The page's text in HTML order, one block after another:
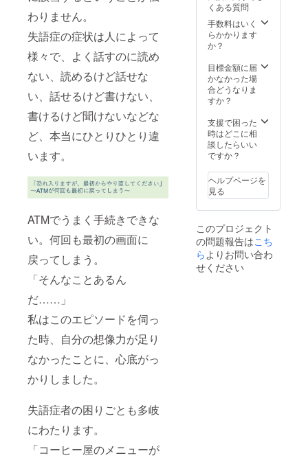
わりません。
失語症の症状は人によって
様々で、よく話すのに読め
ない、読めるけど話せな
い、話せるけど書けない、
書けるけど聞けないなどな
ど、本当にひとりひとり違
います。
ATMでうまく手続きできな
い。何回も最初の画面に
戻ってしまう。
「そんなことあるん
だ……」
私はこのエピソードを伺っ
た時、自分の想像力が足り
なかったことに、心底がっ
かりしました。
失語症者の困りごとも多岐
にわたります。
「コーヒー屋のメニューが
降で
SOLD
OUTし
ターン
と掲載
期間が
nding_p
ages/vi
ew/425
https://r
rg/ な
お、備
考欄に
が拝見
できる
のがク
ラウド
ディン
後にな
ります
ので、
サイト
にお名
前やバ
ナーを
いただ
く場合
もござ
ナーに
ついて
は、
取りま
す。 掲
載され
るサイ
レス
peraich
i.com/la
ages/vi
ew/425
https://r
e-job-
ages/vi
ew/425
なお、
てこち
らが拝
見でき
ドファ
ンディ
ング終
了後に
すの
で、サ
イトに
お名前
するの
も、ク
ラウド
ファン
ディン
可能な
お名前
を記入
い。 な
お、掲
載する
ること
もでき
ます。
また、
がこの
活動の
理念に
合わな
な場
合、掲
載方法
につい
て相談
くある質問
手数料はいく
らかかります
か？
目標金額に届
かなかった場
合どうなりま
すか？
支援で困った
時はどこに相
談したらいい
ですか？
ヘルプページを
見る
このプロジェクト
の問題報告はこち
らよりお問い合わ
せください